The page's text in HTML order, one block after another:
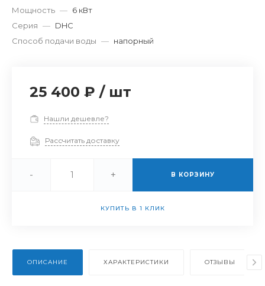
Мощность — 6 кВт
Серия — DHC
Способ подачи воды — напорный
25 400 ₽ / шт
Нашли дешевле?
Рассчитать доставку
- + В КОРЗИНУ
КУПИТЬ В 1 КЛИК
ОПИСАНИЕ ХАРАКТЕРИСТИКИ ОТЗЫВЫ